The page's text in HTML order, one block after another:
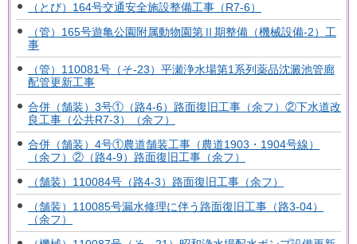
（とび）164号交通安全施設整備工事（R7-6）
（管）165号遊亀公園附属動物園第Ⅱ期整備（機械設備-2）工
事
（管）110081号（そ-23）平瀬浄水場第1系列薬品沈澱池管廊
配管更新工事
合併（舗装）3号①（路4-6）路面復旧工事（余フ）②下水道改
良工事（公共R7-3）（余フ）
合併（舗装）4号①農道舗装工事（農道1903・1904号線）
（余フ）②（路4-9）路面復旧工事（余フ）
（舗装）110084号（路4-3）路面復旧工事（余フ）
（舗装）110085号漏水修理に伴う路面復旧工事（路3-04）
（余フ）